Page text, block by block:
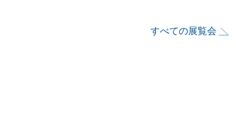
すべての展覧会